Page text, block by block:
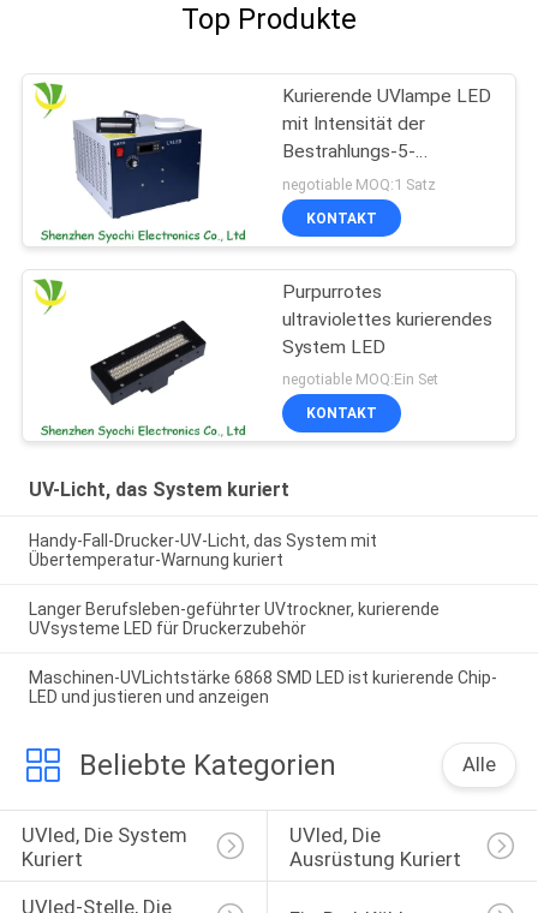
Top Produkte
Kurierende UVlampe LED
mit Intensität der
Bestrahlungs-5-
12w/Cm2
negotiable MOQ:1 Satz
KONTAKT
Purpurrotes
ultraviolettes kurierendes
System LED
negotiable MOQ:Ein Set
KONTAKT
UV-Licht, das System kuriert
Handy-Fall-Drucker-UV-Licht, das System mit
Übertemperatur-Warnung kuriert
Langer Berufsleben-geführter UVtrockner, kurierende
UVsysteme LED für Druckerzubehör
Maschinen-UVLichtstärke 6868 SMD LED ist kurierende Chip-
LED und justieren und anzeigen
Beliebte Kategorien Alle
UVled, Die System
Kuriert
UVled, Die
Ausrüstung Kuriert
UVled-Stelle, Die